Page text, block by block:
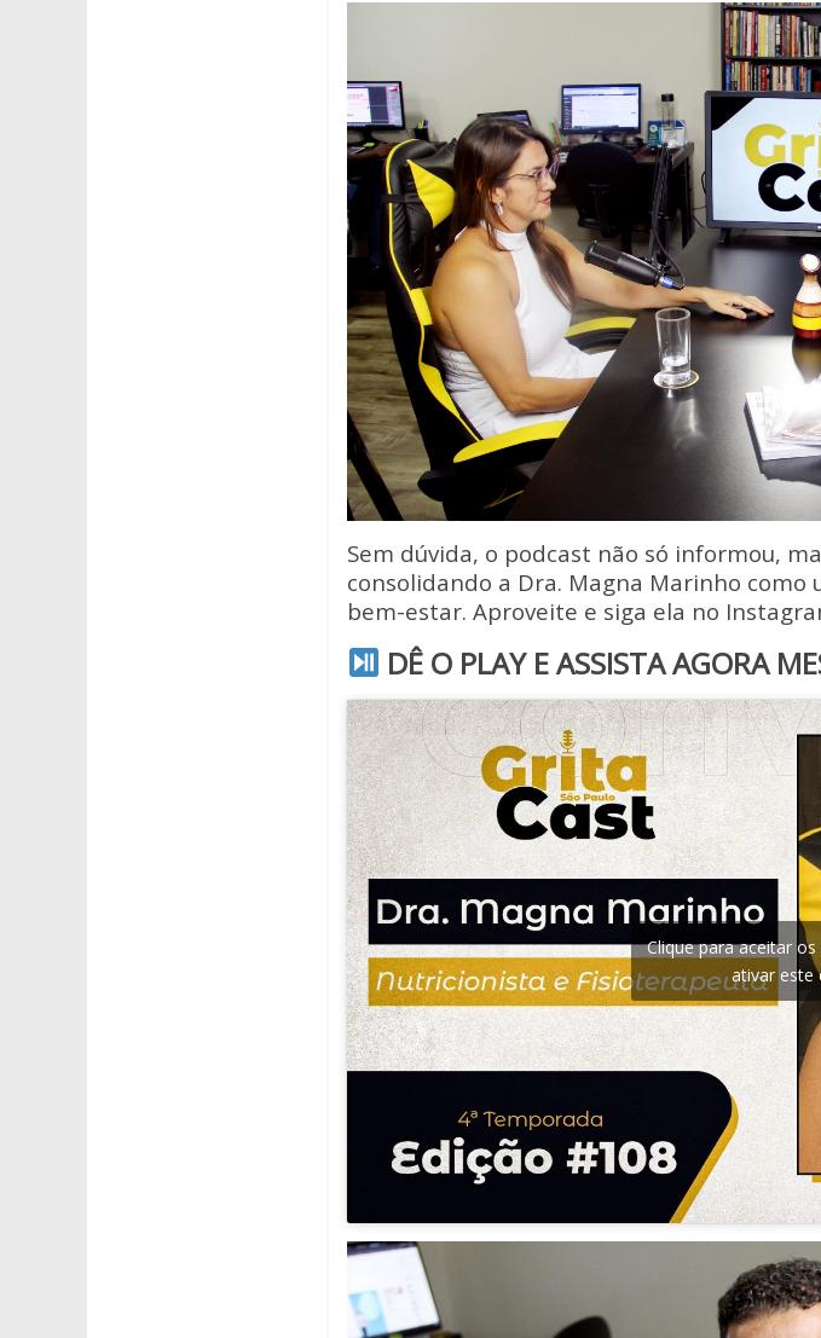
Sem dúvida, o podcast não só informou,
consolidando a Dra. Magna Marinho
bem-estar. Aproveite e siga ela no
DÊ O PLAY E ASSISTA AGORA
Clique para aceitar
ativar este